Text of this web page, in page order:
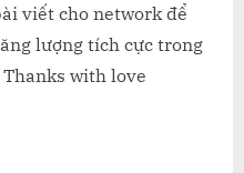
viết cho network để
lượng tích cực trong
Thanks with love